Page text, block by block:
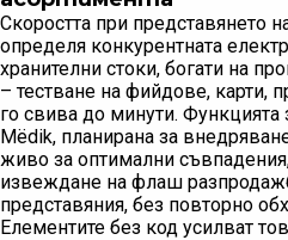
Скоростта при представянето
определя конкурентната
хранителни стоки, богати на
– тестване на фийдове, карти,
го свива до минути. Функцията
Mёdik, планирана за
живо за оптимални
извеждане на флаш
представяния, без повторно
Елементите без код усилват